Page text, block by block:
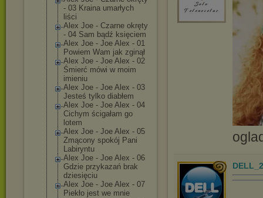
- 03 Kraina umarłych
liści
Alex Joe - Czarne okręty
- 04 Sam bądź księciem
Alex Joe - Joe Alex - 01
Powiem Wam jak zginął
Alex Joe - Joe Alex - 02
Śmierć mówi w moim
imieniu
Alex Joe - Joe Alex - 03
Jesteś tylko diabłem
Alex Joe - Joe Alex - 04
Cichym ścigałam go
lotem
Alex Joe - Joe Alex - 05
Zmącony spokój Pani
Labiryntu
Alex Joe - Joe Alex - 06
Gdzie przykazań brak
dziesięciu
Alex Joe - Joe Alex - 07
Piekło jest we mnie